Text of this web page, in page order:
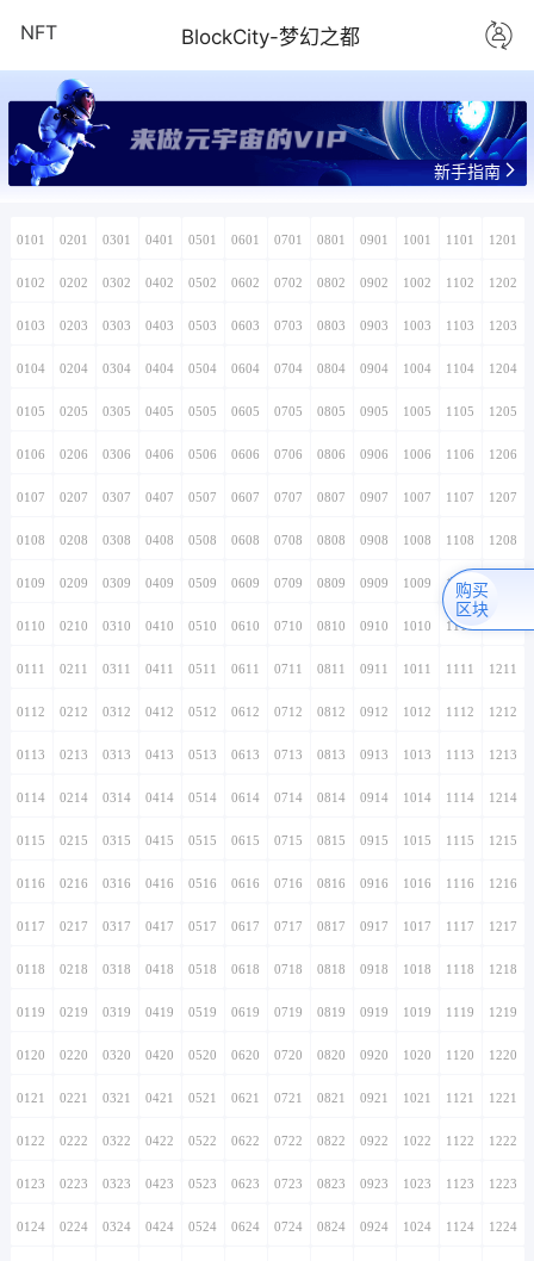
NFT BlockCity-梦幻之都
来做元宇宙的VIP
新手指南
0101 0201 0301 0401 0501 0601 0701 0801 0901 1001 1101 1201
0102 0202 0302 0402 0502 0602 0702 0802 0902 1002 1102 1202
0103 0203 0303 0403 0503 0603 0703 0803 0903 1003 1103 1203
0104 0204 0304 0404 0504 0604 0704 0804 0904 1004 1104 1204
0105 0205 0305 0405 0505 0605 0705 0805 0905 1005 1105 1205
0106 0206 0306 0406 0506 0606 0706 0806 0906 1006 1106 1206
0107 0207 0307 0407 0507 0607 0707 0807 0907 1007 1107 1207
0108 0208 0308 0408 0508 0608 0708 0808 0908 1008 1108 1208
0109 0209 0309 0409 0509 0609 0709 0809 0909 1009 1109
0110 0210 0310 0410 0510 0610 0710 0810 0910 1010 1110
0111 0211 0311 0411 0511 0611 0711 0811 0911 1011 1111 1211
0112 0212 0312 0412 0512 0612 0712 0812 0912 1012 1112 1212
0113 0213 0313 0413 0513 0613 0713 0813 0913 1013 1113 1213
0114 0214 0314 0414 0514 0614 0714 0814 0914 1014 1114 1214
0115 0215 0315 0415 0515 0615 0715 0815 0915 1015 1115 1215
0116 0216 0316 0416 0516 0616 0716 0816 0916 1016 1116 1216
0117 0217 0317 0417 0517 0617 0717 0817 0917 1017 1117 1217
0118 0218 0318 0418 0518 0618 0718 0818 0918 1018 1118 1218
0119 0219 0319 0419 0519 0619 0719 0819 0919 1019 1119 1219
0120 0220 0320 0420 0520 0620 0720 0820 0920 1020 1120 1220
0121 0221 0321 0421 0521 0621 0721 0821 0921 1021 1121 1221
0122 0222 0322 0422 0522 0622 0722 0822 0922 1022 1122 1222
0123 0223 0323 0423 0523 0623 0723 0823 0923 1023 1123 1223
0124 0224 0324 0424 0524 0624 0724 0824 0924 1024 1124 1224
购买
区块